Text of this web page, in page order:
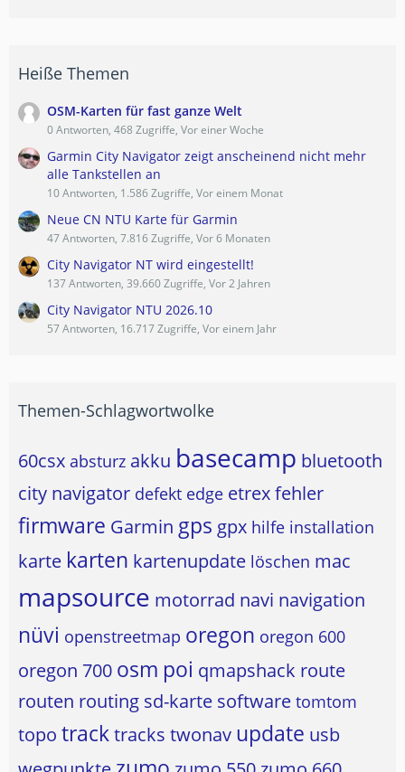
Heiße Themen
OSM-Karten für fast ganze Welt
0 Antworten, 468 Zugriffe, Vor einer Woche
Garmin City Navigator zeigt anscheinend nicht mehr
alle Tankstellen an
10 Antworten, 1.586 Zugriffe, Vor einem Monat
Neue CN NTU Karte für Garmin
47 Antworten, 7.816 Zugriffe, Vor 6 Monaten
City Navigator NT wird eingestellt!
137 Antworten, 39.660 Zugriffe, Vor 2 Jahren
City Navigator NTU 2026.10
57 Antworten, 16.717 Zugriffe, Vor einem Jahr
Themen-Schlagwortwolke
60csx absturz akku basecamp bluetooth
city navigator defekt edge etrexfehler
firmware Garmin gps gpx hilfe installation
karte karten kartenupdate löschen mac
mapsource motorrad navi navigation
nüvi openstreetmap oregon oregon 600
oregon 700 osm poi qmapshack route
routen routing sd-karte software tomtom
topo tracktracks twonav update usb